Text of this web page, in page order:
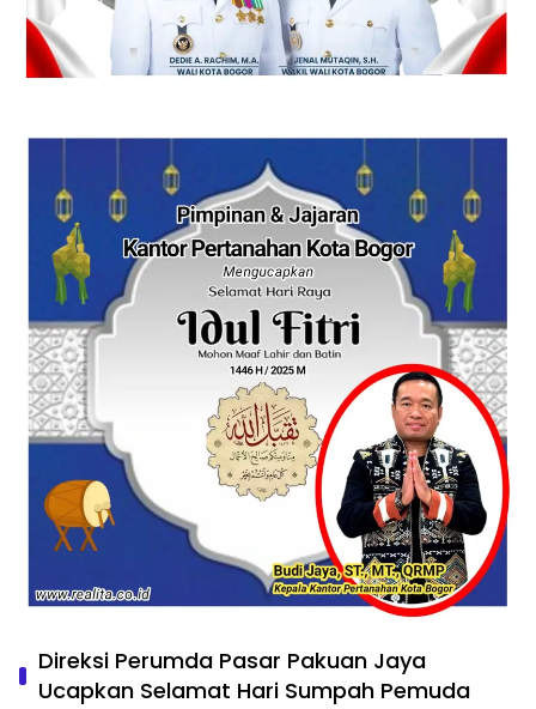
Direksi Perumda Pasar Pakuan Jaya
Ucapkan Selamat Hari Sumpah Pemuda